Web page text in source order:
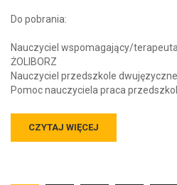
Do pobrania:
Nauczyciel wspomagający/
ŻOLIBORZ
Nauczyciel przedszkole
Pomoc nauczyciela praca
CZYTAJ WIĘCEJ